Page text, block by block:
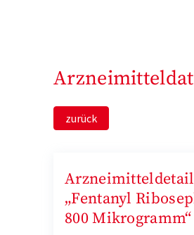
zurück
„Fentanyl
800 Mikrogramm“